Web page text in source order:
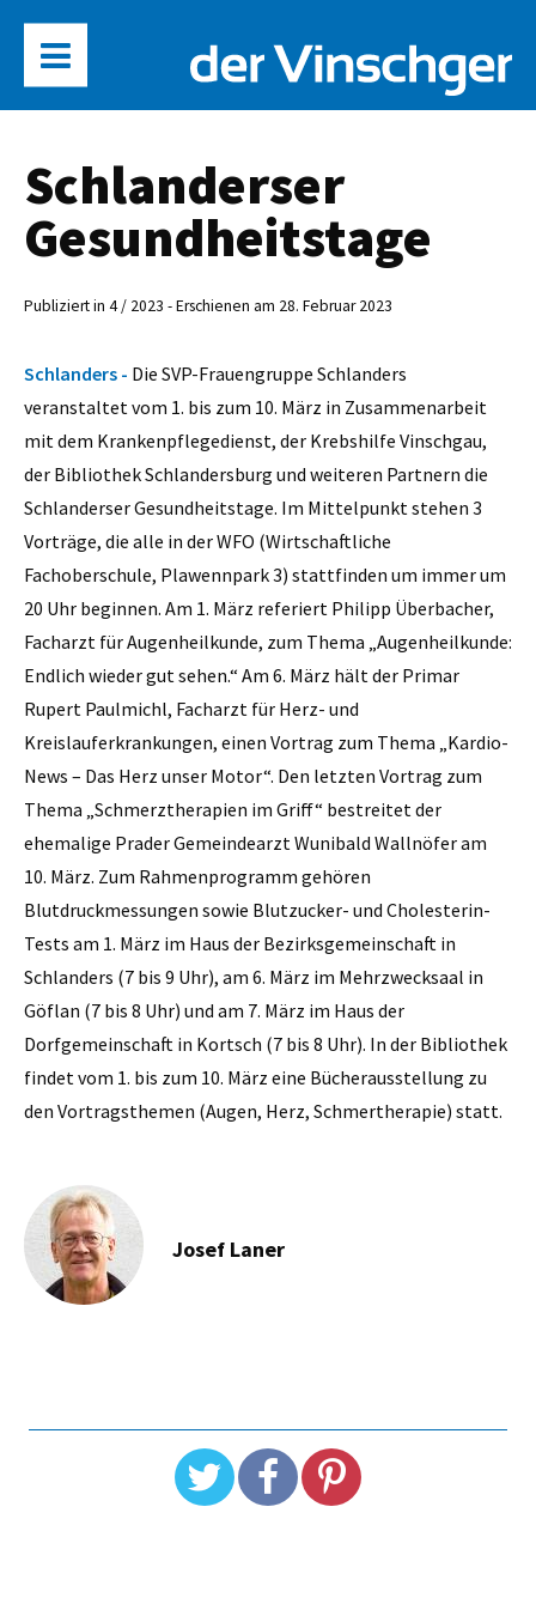
Schlanderser
Gesundheitstage
Publiziert in 4 / 2023 - Erschienen am 28. Februar 2023
Schlanders - Die SVP-Frauengruppe Schlanders
veranstaltet vom 1. bis zum 10. März in Zusammenarbeit
mit dem Krankenpflegedienst, der Krebshilfe Vinschgau,
der Bibliothek Schlandersburg und weiteren Partnern die
Schlanderser Gesundheitstage. Im Mittelpunkt stehen 3
Vorträge, die alle in der WFO (Wirtschaftliche
Fachoberschule, Plawennpark 3) stattfinden um immer um
20 Uhr beginnen. Am 1. März referiert Philipp Überbacher,
Facharzt für Augenheilkunde, zum Thema „Augenheilkunde:
Endlich wieder gut sehen.“ Am 6. März hält der Primar
Rupert Paulmichl, Facharzt für Herz- und
Kreislauferkrankungen, einen Vortrag zum Thema „Kardio-
News – Das Herz unser Motor“. Den letzten Vortrag zum
Thema „Schmerztherapien im Griff“ bestreitet der
ehemalige Prader Gemeindearzt Wunibald Wallnöfer am
10. März. Zum Rahmenprogramm gehören
Blutdruckmessungen sowie Blutzucker- und Cholesterin-
Tests am 1. März im Haus der Bezirksgemeinschaft in
Schlanders (7 bis 9 Uhr), am 6. März im Mehrzwecksaal in
Göflan (7 bis 8 Uhr) und am 7. März im Haus der
Dorfgemeinschaft in Kortsch (7 bis 8 Uhr). In der Bibliothek
findet vom 1. bis zum 10. März eine Bücherausstellung zu
den Vortragsthemen (Augen, Herz, Schmertherapie) statt.
Josef Laner